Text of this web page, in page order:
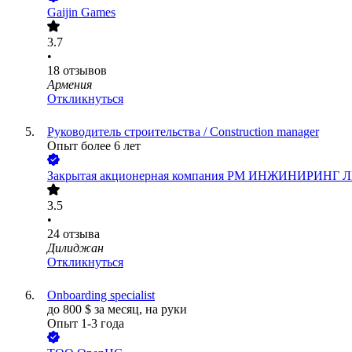
Gaijin Games
3.7
•
18 отзывов
Армения
Откликнуться
Руководитель строительства / Construction manager
Опыт более 6 лет
Закрытая акционерная компания РМ
3.5
•
24 отзыва
Дилиджан
Откликнуться
Onboarding specialist
до 800 $ за месяц, на руки
Опыт 1-3 года